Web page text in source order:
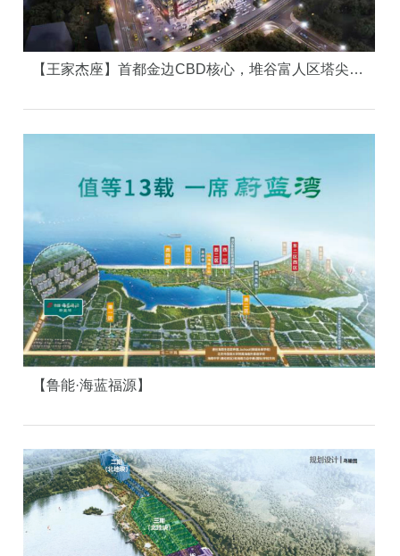
【王家杰座】首都金边CBD核心，堆谷富人区塔尖上的资产，逆天性价比！
【鲁能·海蓝福源】